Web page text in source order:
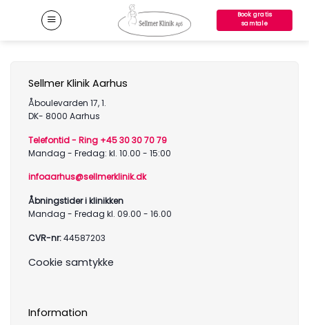
Book gratis
samtale
Sellmer Klinik Aarhus
Åboulevarden 17, 1.
DK- 8000 Aarhus
Telefontid - Ring +45 30 30 70 79
Mandag - Fredag: kl. 10.00 - 15:00
infoaarhus@sellmerklinik.dk
Åbningstider i klinikken
Mandag - Fredag kl. 09.00 - 16.00
CVR-nr:44587203
Cookie samtykke
Information